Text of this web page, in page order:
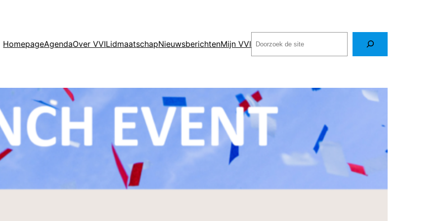
HomepageAgendaOver VVILidmaatschapNieuwsberichtenMijn VVI